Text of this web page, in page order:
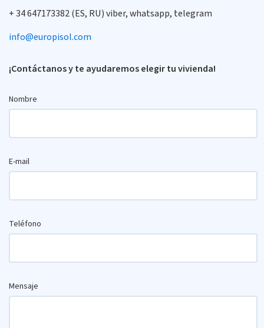
+ 34 647173382 (ES, RU) viber, whatsapp, telegram
info@europisol.com
¡Contáctanos y te ayudaremos elegir tu vivienda!
Nombre
E-mail
Teléfono
Mensaje